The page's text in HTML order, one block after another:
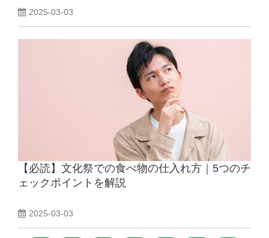
2025-03-03
【必読】文化祭での食べ物の仕入れ方｜5つのチ
ェックポイントを解説
2025-03-03